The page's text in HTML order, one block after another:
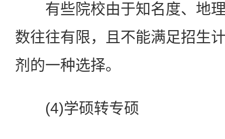
有些院校由于知名度、地理
数往往有限，且不能满足招生
剂的一种选择。
(4)学硕转专硕